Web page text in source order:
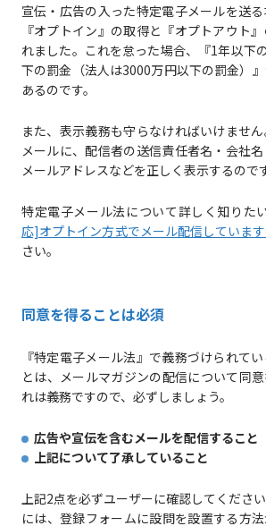
宣伝・広告の入った特定電子メールを送る
『オプトイン』の取得と『オプトアウト
れました。これを怠った場合、『1年以下
下の罰金（法人は3000万円以下の罰金）
あるのです。
また、表示義務も守らなければいけませ
メールに、配信者の送信責任者名・会社
メールアドレスなどを正しく表示するのです
特定電子メール法について詳しく知りた
応]オプトイン方式でメール配信していま
さい。
同意を得ることは必須
『特定電子メール法』で義務づけられて
とは、メールマガジンの配信について同
れは義務ですので、必ずしましょう。
広告や宣伝を含むメールを配信すること
上記について了承していること
上記2点を必ずユーザーに確認してくださ
には、登録フォームに設問を設置する方